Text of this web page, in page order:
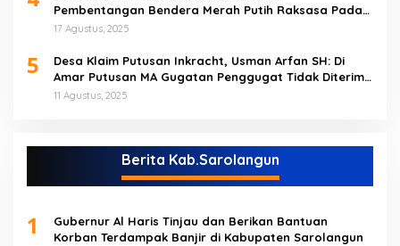
Pembentangan Bendera Merah Putih Raksasa Pada
Peringatan HUT RI ke 80 di Tebo
17 Agustus, 2025
5
Desa Klaim Putusan Inkracht, Usman Arfan SH: Di
Amar Putusan MA Gugatan Penggugat Tidak Diterima
(NO)
11 Agustus, 2025
Berita Kab.Sarolangun
1
Gubernur Al Haris Tinjau dan Berikan Bantuan
Korban Terdampak Banjir di Kabupaten Sarolangun